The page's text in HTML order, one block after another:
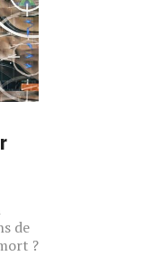
de
?